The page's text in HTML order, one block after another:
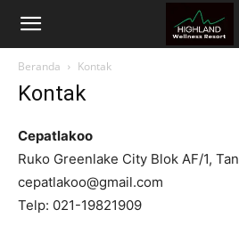
Highland
Resort
Beranda Kontak
Kontak
Cepatlakoo
Ruko Greenlake City Blok AF/1,
cepatlakoo@gmail.com
Telp: 021-19821909